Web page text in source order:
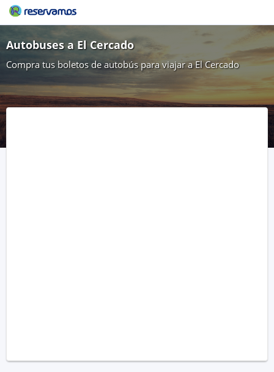
Autobuses a El Cercado
Compra tus boletos de autobús para viajar a El Cercado